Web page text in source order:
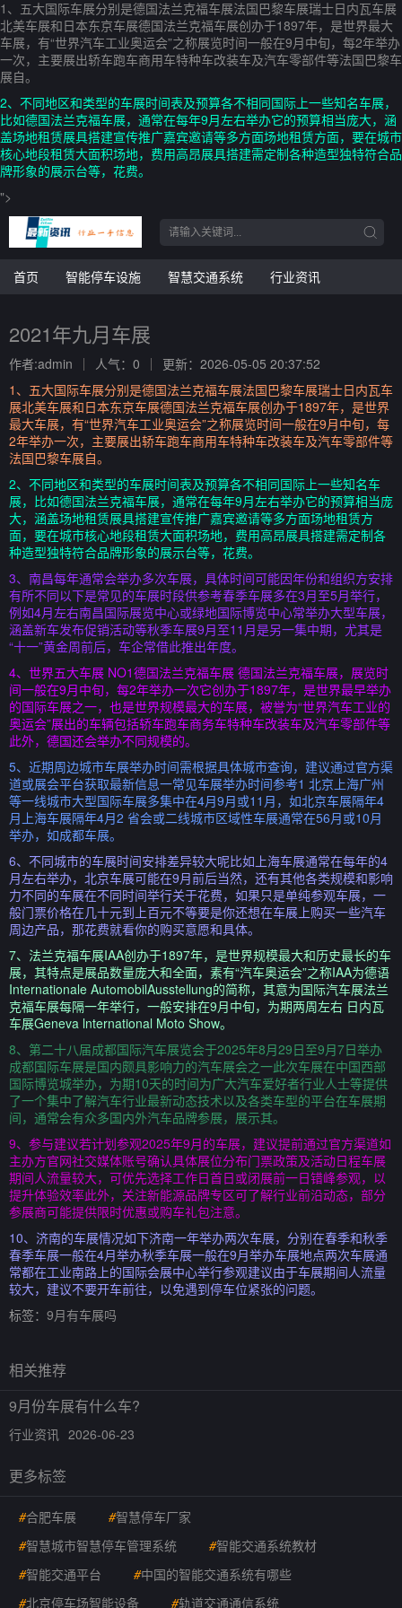
1、五大国际车展分别是德国法兰克福车展法国巴黎车展瑞士日内瓦车展
北美车展和日本东京车展德国法兰克福车展创办于1897年，是世界最大
车展，有“世界汽车工业奥运会”之称展览时间一般在9月中旬，每2年举办
一次，主要展出轿车跑车商用车特种车改装车及汽车零部件等法国巴黎车
展自。
2、不同地区和类型的车展时间表及预算各不相同国际上一些知名车展，
比如德国法兰克福车展，通常在每年9月左右举办它的预算相当庞大，涵
盖场地租赁展具搭建宣传推广嘉宾邀请等多方面场地租赁方面，要在城市
核心地段租赁大面积场地，费用高昂展具搭建需定制各种造型独特符合品
牌形象的展示台等，花费。
">
首页 智能停车设施 智慧交通系统 行业资讯
2021年九月车展
作者:admin 人气：0
更新：2026-05-05 20:37:52
1、五大国际车展分别是德国法兰克福车展法国巴黎车展瑞士日内瓦车
展北美车展和日本东京车展德国法兰克福车展创办于1897年，是世界
最大车展，有“世界汽车工业奥运会”之称展览时间一般在9月中旬，每
2年举办一次，主要展出轿车跑车商用车特种车改装车及汽车零部件等
法国巴黎车展自。
2、不同地区和类型的车展时间表及预算各不相同国际上一些知名车
展，比如德国法兰克福车展，通常在每年9月左右举办它的预算相当庞
大，涵盖场地租赁展具搭建宣传推广嘉宾邀请等多方面场地租赁方
面，要在城市核心地段租赁大面积场地，费用高昂展具搭建需定制各
种造型独特符合品牌形象的展示台等，花费。
3、南昌每年通常会举办多次车展，具体时间可能因年份和组织方安排
有所不同以下是常见的车展时段供参考春季车展多在3月至5月举行，
例如4月左右南昌国际展览中心或绿地国际博览中心常举办大型车展，
涵盖新车发布促销活动等秋季车展9月至11月是另一集中期，尤其是
“十一”黄金周前后，车企常借此推出年度。
4、世界五大车展 NO1德国法兰克福车展 德国法兰克福车展，展览时
间一般在9月中旬，每2年举办一次它创办于1897年，是世界最早举办
的国际车展之一，也是世界规模最大的车展，被誉为“世界汽车工业的
奥运会”展出的车辆包括轿车跑车商务车特种车改装车及汽车零部件等
此外，德国还会举办不同规模的。
5、近期周边城市车展举办时间需根据具体城市查询，建议通过官方渠
道或展会平台获取最新信息一常见车展举办时间参考1 北京上海广州
等一线城市大型国际车展多集中在4月9月或11月，如北京车展隔年4
月上海车展隔年4月2 省会或二线城市区域性车展通常在56月或10月
举办，如成都车展。
6、不同城市的车展时间安排差异较大呢比如上海车展通常在每年的4
月左右举办，北京车展可能在9月前后当然，还有其他各类规模和影响
力不同的车展在不同时间举行关于花费，如果只是单纯参观车展，一
般门票价格在几十元到上百元不等要是你还想在车展上购买一些汽车
周边产品，那花费就看你的购买意愿和具体。
7、法兰克福车展IAA创办于1897年，是世界规模最大和历史最长的车
展，其特点是展品数量庞大和全面，素有“汽车奥运会”之称IAA为德语
Internationale AutomobilAusstellung的简称，其意为国际汽车展法兰
克福车展每隔一年举行，一般安排在9月中旬，为期两周左右 日内瓦
车展Geneva lnternational Moto Show。
8、第二十八届成都国际汽车展览会于2025年8月29日至9月7日举办
成都国际车展是国内颇具影响力的汽车展会之一此次车展在中国西部
国际博览城举办，为期10天的时间为广大汽车爱好者行业人士等提供
了一个集中了解汽车行业最新动态技术以及各类车型的平台在车展期
间，通常会有众多国内外汽车品牌参展，展示其。
9、参与建议若计划参观2025年9月的车展，建议提前通过官方渠道如
主办方官网社交媒体账号确认具体展位分布门票政策及活动日程车展
期间人流量较大，可优先选择工作日首日或闭展前一日错峰参观，以
提升体验效率此外，关注新能源品牌专区可了解行业前沿动态，部分
参展商可能提供限时优惠或购车礼包注意。
10、济南的车展情况如下济南一年举办两次车展，分别在春季和秋季
春季车展一般在4月举办秋季车展一般在9月举办车展地点两次车展通
常都在工业南路上的国际会展中心举行参观建议由于车展期间人流量
较大，建议不要开车前往，以免遇到停车位紧张的问题。
标签： 9月有车展吗
相关推荐
9月份车展有什么车?
行业资讯 2026-06-23
更多标签
#合肥车展 #智慧停车厂家
#智慧城市智慧停车管理系统 #智能交通系统教材
#智能交通平台 #中国的智能交通系统有哪些
#北京停车场智能设备 #轨道交通通信系统